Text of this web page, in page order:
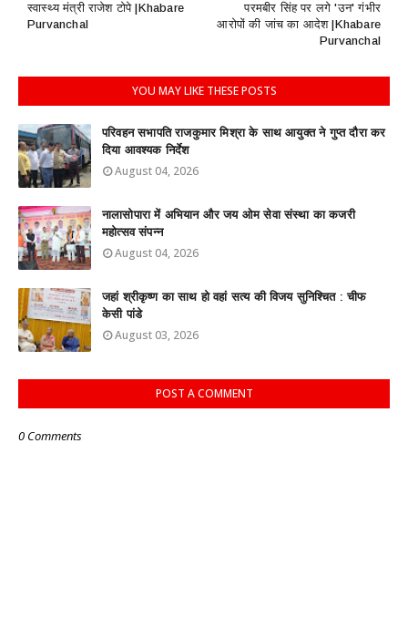
परमबीर सिंह पर लगे 'उन' गंभीर
आरोपों की जांच का आदेश |Khabare
Purvanchal
स्वास्थ्य मंत्री राजेश टोपे |Khabare
Purvanchal
YOU MAY LIKE THESE POSTS
परिवहन सभापति राजकुमार मिश्रा के साथ आयुक्त ने गुप्त दौरा कर
दिया आवश्यक निर्देश
August 04, 2026
नालासोपारा में अभियान और जय ओम सेवा संस्था का कजरी
महोत्सव संपन्न
August 04, 2026
जहां श्रीकृष्ण का साथ हो वहां सत्य की विजय सुनिश्चित : चीफ
केसी पांडे
August 03, 2026
POST A COMMENT
0 Comments